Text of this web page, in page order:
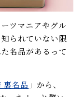
ツマニアやグル
られていない限
名品があるって
裏名品 」から、